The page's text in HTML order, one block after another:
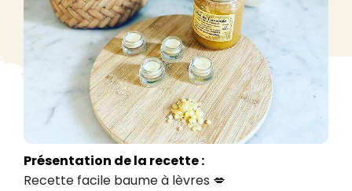
Présentation de la recette :
Recette facile baume à lèvres 💋